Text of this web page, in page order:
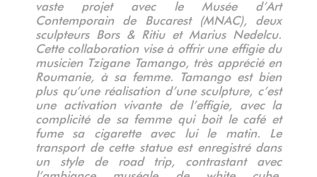
vaste projet avec le Musée d’Art
Contemporain de Bucarest (MNAC), deux
sculpteurs Bors & Ritiu et Marius Nedelcu.
Cette collaboration vise à offrir une effigie du
musicien Tzigane Tamango, très apprécié en
Roumanie, à sa femme. Tamango est bien
plus qu’une réalisation d’une sculpture, c’est
une activation vivante de l’effigie, avec la
complicité de sa femme qui boit le café et
fume sa cigarette avec lui le matin. Le
transport de cette statue est enregistré dans
un style de road trip, contrastant avec
l’ambiance muséale de white cube.